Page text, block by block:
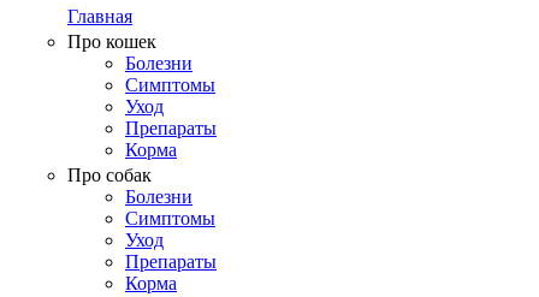
Главная
Про кошек
Болезни
Симптомы
Уход
Препараты
Корма
Про собак
Болезни
Симптомы
Уход
Препараты
Корма